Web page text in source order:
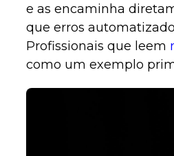
e as encaminha
que erros
Profissionais que leem
como um exemplo